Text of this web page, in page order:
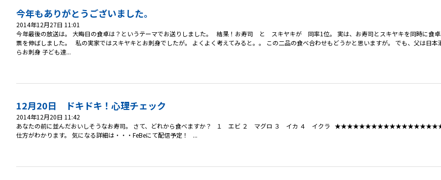
今年もありがとうございました。
2014年12月27日 11:01
今年最後の放送は。 大晦日の食卓は？というテーマでお送りしました。 結果！お寿司 と スキヤキが 同率1位。 実は、お寿司とスキヤキを同時に食卓
票を伸ばしました。 私の実家ではスキヤキとお刺身でしたが。 よくよく考えてみると。。 この二品の食べ合わせもどうかと思いますが。 でも、父は日本
らお刺身 子ども達...
12月20日 ドキドキ！心理チェック
2014年12月20日 11:42
あなたの前に並んだおいしそうなお寿司。 さて、どれから食べますか？ １ エビ ２ マグロ ３ イカ ４ イクラ
仕方がわかります。 気になる詳細は・・・FeBeにて配信予定！ ...